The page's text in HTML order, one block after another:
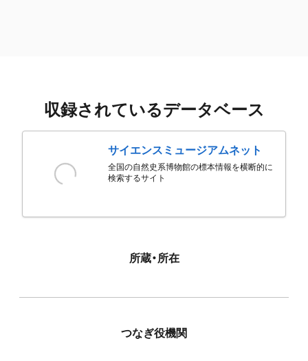
収録されているデータベース
サイエンスミュージアムネット
全国の自然史系博物館の標本情報を横断的に
検索するサイト
所蔵・所在
つなぎ役機関